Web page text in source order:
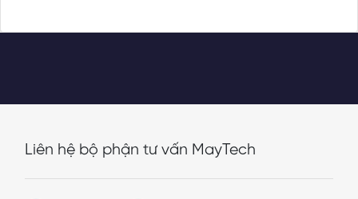
Liên hệ bộ phận tư vấn MayTech